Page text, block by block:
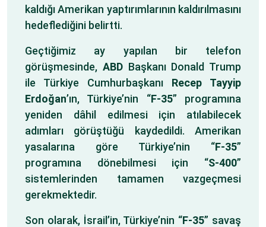
kaldığı Amerikan yaptırımlarının kaldırılmasını
hedeflediğini belirtti.
Geçtiğimiz ay yapılan bir telefon
görüşmesinde, ABDBaşkanı Donald Trump
ile Türkiye Cumhurbaşkanı Recep Tayyip
Erdoğan’ın, Türkiye’nin “F-35” programına
yeniden dâhil edilmesi için atılabilecek
adımları görüştüğü kaydedildi. Amerikan
yasalarına göre Türkiye’nin “F-35”
programına dönebilmesi için “S-400”
sistemlerinden tamamen vazgeçmesi
gerekmektedir.
Son olarak, İsrail’in, Türkiye’nin “F-35” savaş